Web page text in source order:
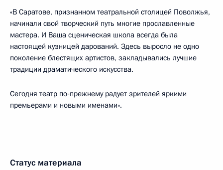
«В Саратове, признанном театральной столицей Поволжья,
начинали свой творческий путь многие прославленные
мастера. И Ваша сценическая школа всегда была
настоящей кузницей дарований. Здесь выросло не одно
поколение блестящих артистов, закладывались лучшие
традиции драматического искусства.
Сегодня театр по‑прежнему радует зрителей яркими
премьерами и новыми именами».
Статус материала